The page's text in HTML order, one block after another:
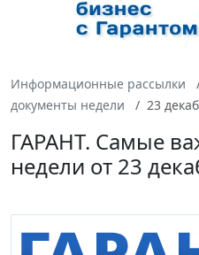
Информационные рассылки
документы недели
23
ГАРАНТ. Самые
недели от 23